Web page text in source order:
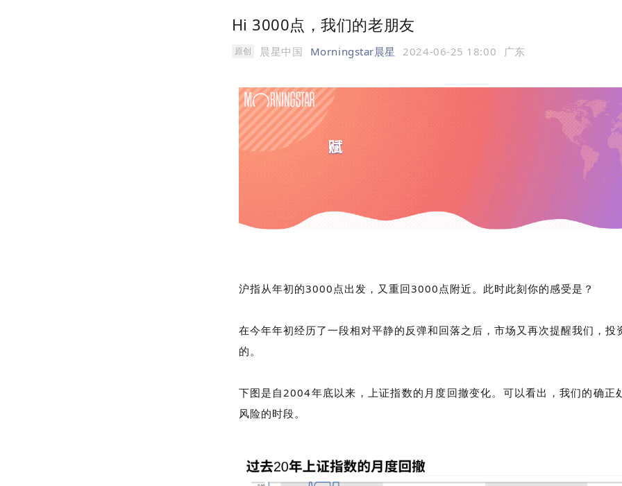
Hi 3000点，我们的老朋友
原创 晨星中国 Morningstar晨星 2024-06-25 18:00 广东
沪指从年初的3000点出发，又重回3000点附近。此时此刻你的感受是？
在今年年初经历了一段相对平静的反弹和回落之后，市场又再次提醒我们，投
的。
下图是自2004年底以来，上证指数的月度回撤变化。可以看出，我们的确正
风险的时段。